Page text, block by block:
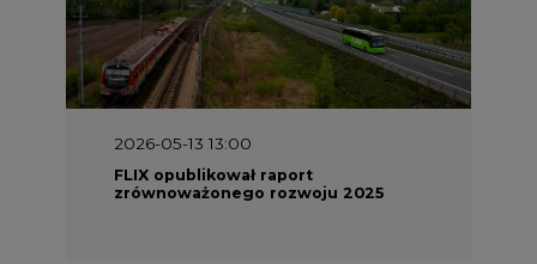
2026-05-13 13:00
FLIX opublikował raport
zrównoważonego rozwoju 2025